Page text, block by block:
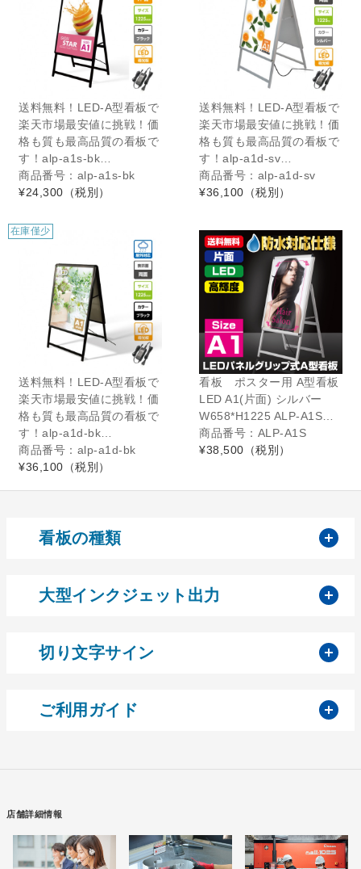
送料無料！LED-A型看板で
楽天市場最安値に挑戦！価
格も質も最高品質の看板で
す！alp-a1s-bk…
商品番号：alp-a1s-bk
¥24,300 （税別）
送料無料！LED-A型看板で
楽天市場最安値に挑戦！価
格も質も最高品質の看板で
す！alp-a1d-sv…
商品番号：alp-a1d-sv
¥36,100 （税別）
在庫僅少
送料無料！LED-A型看板で
楽天市場最安値に挑戦！価
格も質も最高品質の看板で
す！alp-a1d-bk…
商品番号：alp-a1d-bk
在庫僅少
¥36,100 （税別）
看板 ポスター用 A型看板
LED A1(片面) シルバー
W658*H1225 ALP-A1S…
商品番号：ALP-A1S
¥38,500 （税別）
看板の種類
大型インクジェット出力
切り文字サイン
ご利用ガイド
店舗詳細情報